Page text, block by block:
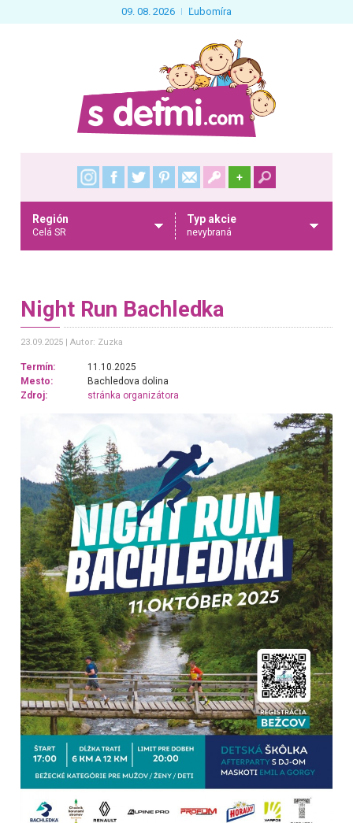
09. 08. 2026 Ľubomíra
+
Región
Celá SR
Typ akcie
nevybraná
Night Run Bachledka
23.09.2025 Autor: Zuzka
Termín:
11.10.2025
Mesto:
Bachledova dolina
Zdroj:
stránka organizátora